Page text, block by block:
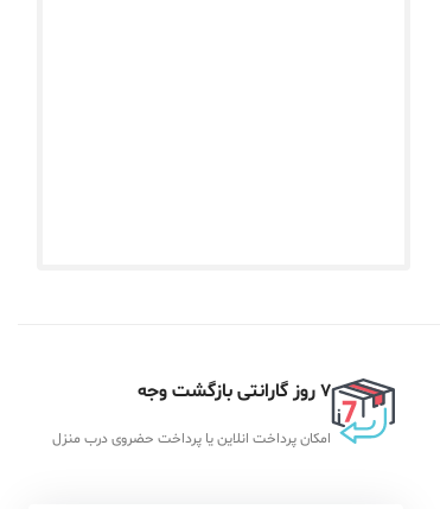
7 روز گارانتی بازگشت وجه
امکان پرداخت انلاین یا پرداخت حضروی درب منزل